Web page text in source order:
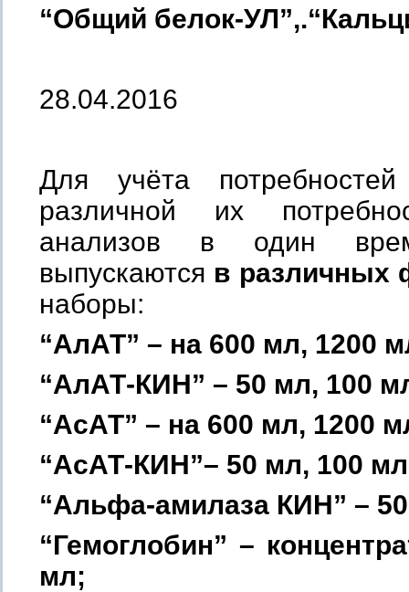
“Общий белок-
28.04.2016
Для учёта
различной их
анализов в один
выпускаются в различных
наборы:
“АлАТ” – на 600 мл, 1200
“АлАТ-КИН” – 50 мл, 100
“АсАТ” – на 600 мл, 1200
“АсАТ-КИН”– 50 мл, 100
“Альфа-амилаза КИН” –
“Гемоглобин” –
мл;